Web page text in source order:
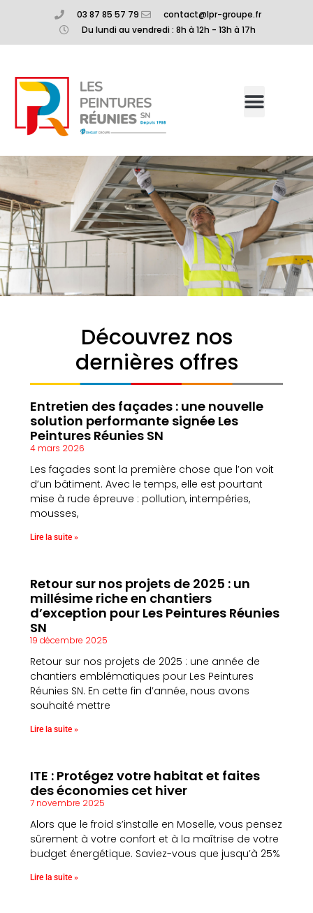
03 87 85 57 79
contact@lpr-groupe.fr
Du lundi au vendredi : 8h à 12h - 13h à 17h
Découvrez nos
dernières offres
Entretien des façades : une nouvelle
solution performante signée Les
Peintures Réunies SN
4 mars 2026
Les façades sont la première chose que l’on voit
d’un bâtiment. Avec le temps, elle est pourtant
mise à rude épreuve : pollution, intempéries,
mousses,
Lire la suite »
Retour sur nos projets de 2025 : un
millésime riche en chantiers
d’exception pour Les Peintures Réunies
SN
19 décembre 2025
Retour sur nos projets de 2025 : une année de
chantiers emblématiques pour Les Peintures
Réunies SN. En cette fin d’année, nous avons
souhaité mettre
Lire la suite »
ITE : Protégez votre habitat et faites
des économies cet hiver
7 novembre 2025
Alors que le froid s’installe en Moselle, vous pensez
sûrement à votre confort et à la maîtrise de votre
budget énergétique. Saviez-vous que jusqu’à 25%
Lire la suite »